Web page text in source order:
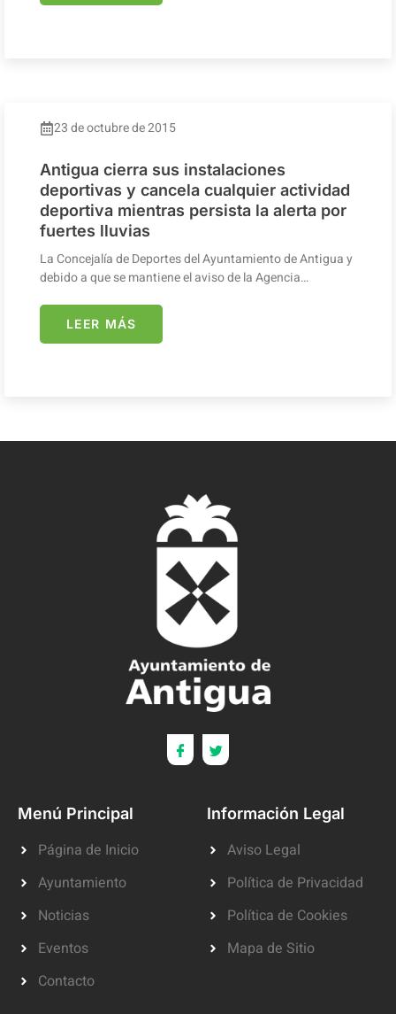
23 de octubre de 2015
Antigua cierra sus instalaciones
deportivas y cancela cualquier actividad
deportiva mientras persista la alerta por
fuertes lluvias
La Concejalía de Deportes del Ayuntamiento de Antigua y
debido a que se mantiene el aviso de la Agencia…
LEER MÁS
Menú Principal
Página de Inicio
Ayuntamiento
Noticias
Eventos
Contacto
Información Legal
Aviso Legal
Política de Privacidad
Política de Cookies
Mapa de Sitio